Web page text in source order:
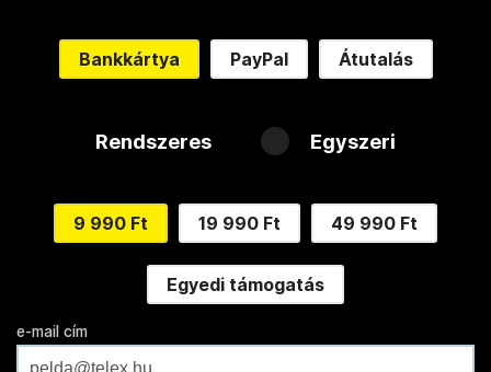
Bankkártya PayPal Átutalás
Rendszeres Egyszeri
9 990 Ft 19 990 Ft 49 990 Ft
Egyedi támogatás
e-mail cím